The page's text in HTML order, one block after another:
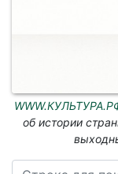
об истории